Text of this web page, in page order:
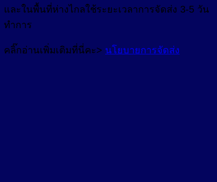
และในพื้นที่ห่างไกลใช้ระยะเวลาการจัดส่ง 3-5 วัน
ทำการ
คลิ๊กอ่านเพิ่มเติมที่นี่คะ> นโยบายการจัดส่ง